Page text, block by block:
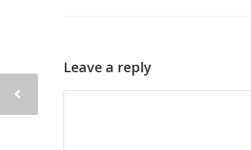
Leave a reply